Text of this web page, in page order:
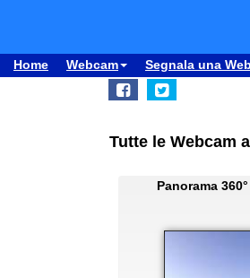
Home Webcam Segnala una
Tutte le Webcam
Panorama